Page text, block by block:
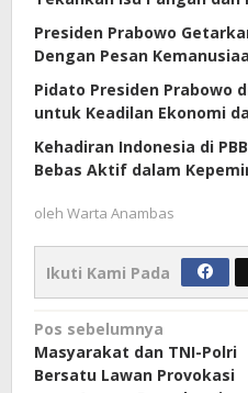
Presiden Prabowo
Dengan Pesan
Pidato Presiden Prabowo
untuk Keadilan Ekonomi
Kehadiran Indonesia di
Bebas Aktif dalam
oleh Warta Anambas
Ikuti Kami Pada
Navigasi
pos
Pos sebelumnya
Masyarakat dan TNI-Polri
Bersatu Lawan Provokasi